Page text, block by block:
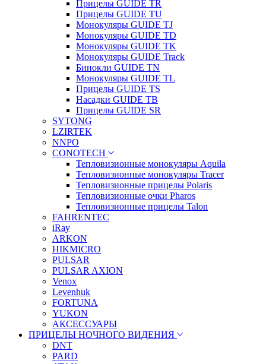
Прицелы GUIDE TR
Прицелы GUIDE TU
Монокуляры GUIDE TJ
Монокуляры GUIDE TD
Монокуляры GUIDE TK
Монокуляры GUIDE Track
Бинокли GUIDE TN
Монокуляры GUIDE TL
Прицелы GUIDE TS
Насадки GUIDE TB
Прицелы GUIDE SR
SYTONG
LZIRTEK
NNPO
CONOTECH
Тепловизионные монокуляры Aquila
Тепловизионные монокуляры Tracer
Тепловизионные прицелы Polaris
Тепловизионные очки Pharos
Тепловизионные прицелы Talon
FAHRENTEC
iRay
ARKON
HIKMICRO
PULSAR
PULSAR AXION
Venox
Levenhuk
FORTUNA
YUKON
АКСЕССУАРЫ
ПРИЦЕЛЫ НОЧНОГО ВИДЕНИЯ
DNT
PARD